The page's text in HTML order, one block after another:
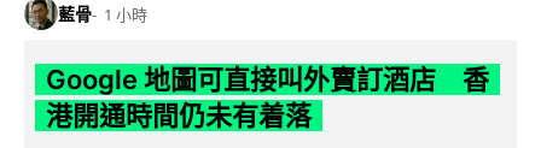
藍骨 1 小時
Google 地圖可直接叫外賣訂酒店 香
港開通時間仍未有着落